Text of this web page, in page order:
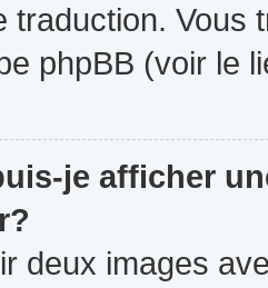
traduction. Vous
phpBB (voir le
je afficher
deux images